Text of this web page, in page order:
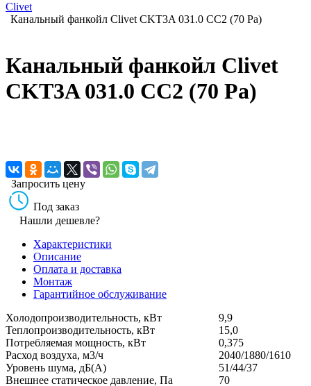
Clivet
Канальный фанкойл Clivet CKT3A 031.0 CC2 (70 Pa)
Канальный фанкойл Clivet
CKT3A 031.0 CC2 (70 Pa)
Запросить цену
Под заказ
Нашли дешевле?
Характеристики
Описание
Оплата и доставка
Монтаж
Гарантийное обслуживание
Холодопроизводительность, кВт
9,9
Теплопроизводительность, кВт
15,0
Потребляемая мощность, кВт
0,375
Расход воздуха, м3/ч
2040/1880/1610
Уровень шума, дБ(А)
51/44/37
Внешнее статическое давление, Па
70